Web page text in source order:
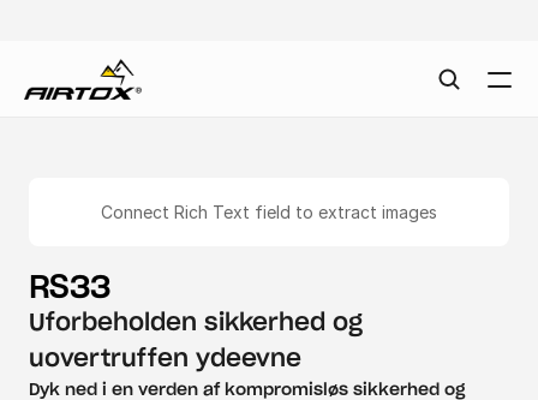
Connect Rich Text field to extract images
RS33
Uforbeholden sikkerhed og
uovertruffen ydeevne
Dyk ned i en verden af kompromisløs sikkerhed og